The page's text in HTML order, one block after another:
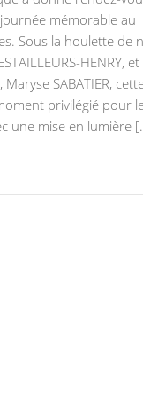
mémorable au
Sous la houlette de
HENRY,
SABATIER,
privilégié pour
une mise en lumière